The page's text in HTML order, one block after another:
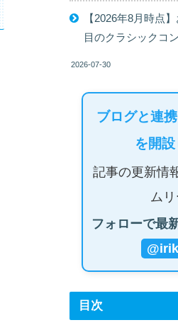
【2026年8月時点
目のクラシックコ
2026-07-30
ブログと連
を開設
記事の更新情
ム
フォローで最
目次